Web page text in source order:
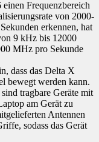
Frequenzbereich
von 2000-
erkennen, hat
9 kHz bis 12000
MHz pro Sekunde
dass das Delta X
bewegt werden kann.
tragbare Geräte mit
am Gerät zu
Antennen
sodass das Gerät